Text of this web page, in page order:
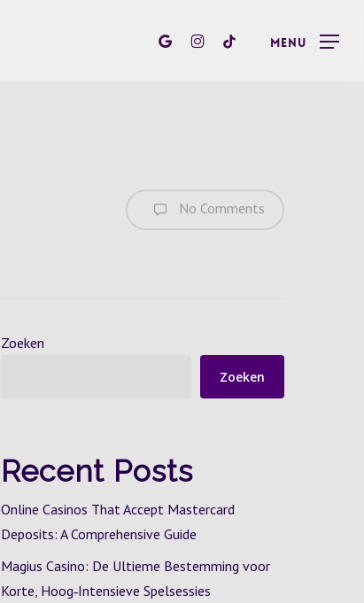
google-instagram
tiktok Menu
No Comments
Zoeken
Zoeken
Recent Posts
Online Casinos That Accept Mastercard
Deposits: A Comprehensive Guide
Magius Casino: De Ultieme Bestemming voor
Korte, Hoog‑Intensieve Spelsessies